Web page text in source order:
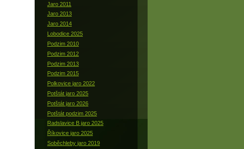
Jaro 2011
Jaro 2013
Jaro 2014
Lobodice 2025
Podzim 2010
Podzim 2012
Podzim 2013
Podzim 2015
Polkovice jaro 2022
Potštát jaro 2025
Potštát jaro 2026
Potštát podzim 2025
Radslavice B jaro 2025
Říkovice jaro 2025
Soběchleby jaro 2019